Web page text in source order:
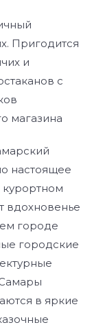
Пригодится
и
с
магазина
настоящее
вдохновенье
городе
городские
в яркие